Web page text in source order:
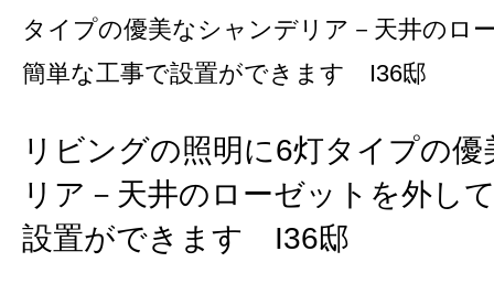
タイプの優美なシャンデリア－天井のロ
簡単な工事で設置ができます I36邸
リビングの照明に6灯タイプの
リア－天井のローゼットを外し
設置ができます I36邸